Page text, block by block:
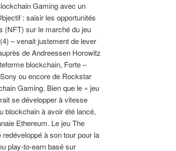
Gaming avec un
: saisir les opportunités
(NFT) sur le marché du jeu
4) – venait justement de lever
de Andreessen Horowitz
blockchain, Forte –
ou encore de Rockstar
Gaming. Bien que le « jeu
se développer à vitesse
blockchain à avoir été lancé,
Ethereum. Le jeu The
à son tour pour la
play-to-earn basé sur